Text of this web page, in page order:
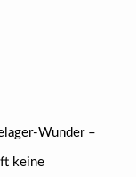
Wunder –
keine